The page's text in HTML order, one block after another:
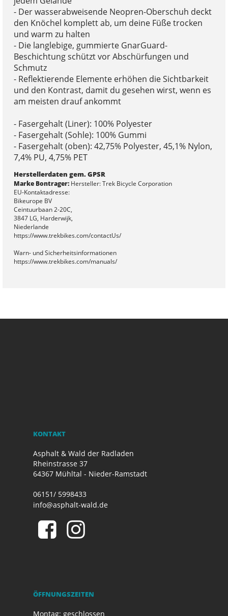
- Der wasserabweisende Neopren-Oberschuh deckt
den Knöchel komplett ab, um deine Füße trocken
und warm zu halten
- Die langlebige, gummierte GnarGuard-
Beschichtung schützt vor Abschürfungen und
Schmutz
- Reflektierende Elemente erhöhen die Sichtbarkeit
und den Kontrast, damit du gesehen wirst, wenn es
am meisten drauf ankommt
- Fasergehalt (Liner): 100% Polyester
- Fasergehalt (Sohle): 100% Gummi
- Fasergehalt (oben): 42,75% Polyester, 45,1% Nylon,
7,4% PU, 4,75% PET
Herstellerdaten gem. GPSR
Marke Bontrager:Hersteller: Trek Bicycle Corporation
EU-Kontaktadresse:
Bikeurope BV
Ceintuurbaan 2-20C,
3847 LG, Harderwijk,
Niederlande
https://www.trekbikes.com/contactUs/
Warn- und Sicherheitsinformationen
https://www.trekbikes.com/manuals/
KONTAKT
Asphalt & Wald der Radladen
Rheinstrasse 37
64367 Mühltal - Nieder-Ramstadt
06151/ 5998433
info@asphalt-wald.de
ÖFFNUNGSZEITEN
Montag: geschlossen